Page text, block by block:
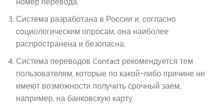
Система разработана в России и, согласно
социологическим опросам, она наиболее
распространена и безопасна.
Система переводов Contact рекомендуется тем
пользователям, которые по какой-либо причине не
имеют возможности получить срочный заем,
например, на банковскую карту.